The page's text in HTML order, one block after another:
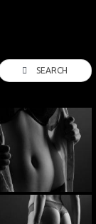
SEARCH